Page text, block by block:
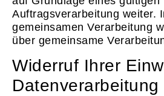
Auftragsverarbeitung weiter.
gemeinsamen Verarbeitung
über gemeinsame
Widerruf Ihrer
Datenverarbeitung